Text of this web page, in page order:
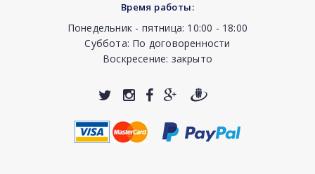
Время работы:
Понедельник - пятница: 10:00 - 18:00
Суббота: По договоренности
Воскресение: закрыто